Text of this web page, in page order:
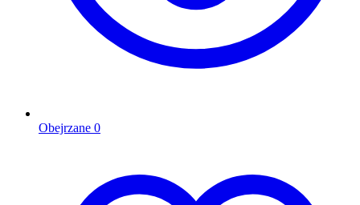
Obejrzane 0